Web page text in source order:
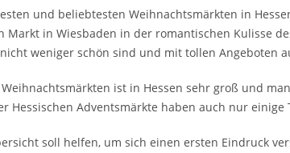
und beliebtesten Weihnachtsmärkten in
Markt in Wiesbaden in der romantischen Kulisse
weniger schön sind und mit tollen Angeboten
ist in Hessen sehr groß und
Hessischen Adventsmärkte haben auch nur
soll helfen, um sich einen ersten Eindruck